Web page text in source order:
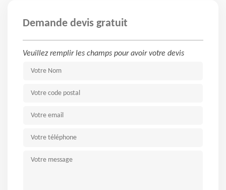
Demande devis gratuit
Veuillez remplir les champs pour avoir votre devis